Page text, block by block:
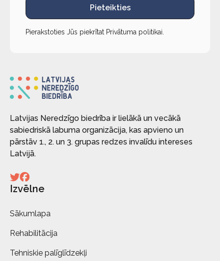
Pieteikties
Pierakstoties Jūs piekrītat Privātuma politikai
Latvijas Neredzīgo biedrība ir lielākā un vecākā
sabiedriskā labuma organizācija, kas apvieno un
pārstāv 1., 2. un 3. grupas redzes invalīdu intereses
Latvijā.
Izvēlne
Sākumlapa
Rehabilitācija
Tehniskie palīglīdzekļi